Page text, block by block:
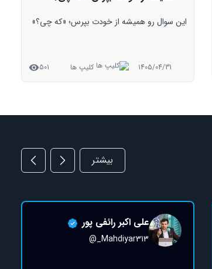
🔸 اگه فکر کردید ما با حمله اعراب مسلمون شدیم
1405/04/31 کلیپ ها 520
بیشتر
علی اکبر رائفی پور
@_Mahdiyar313